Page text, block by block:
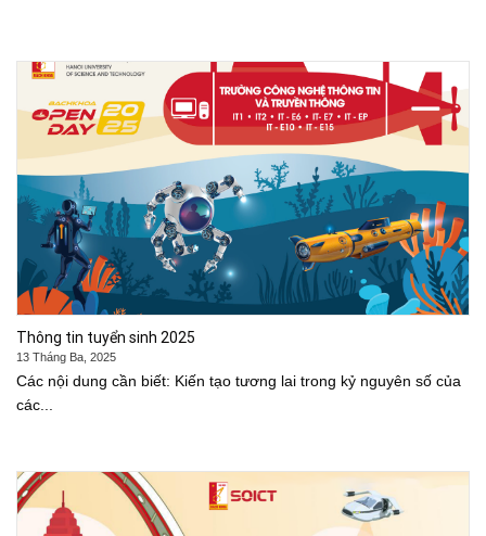
Thông tin tuyển sinh 2025
13 Tháng Ba, 2025
Các nội dung cần biết: Kiến tạo tương lai trong kỷ nguyên số của
các...